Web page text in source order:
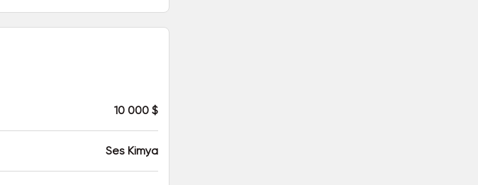
10 000 $
Ses Kimya